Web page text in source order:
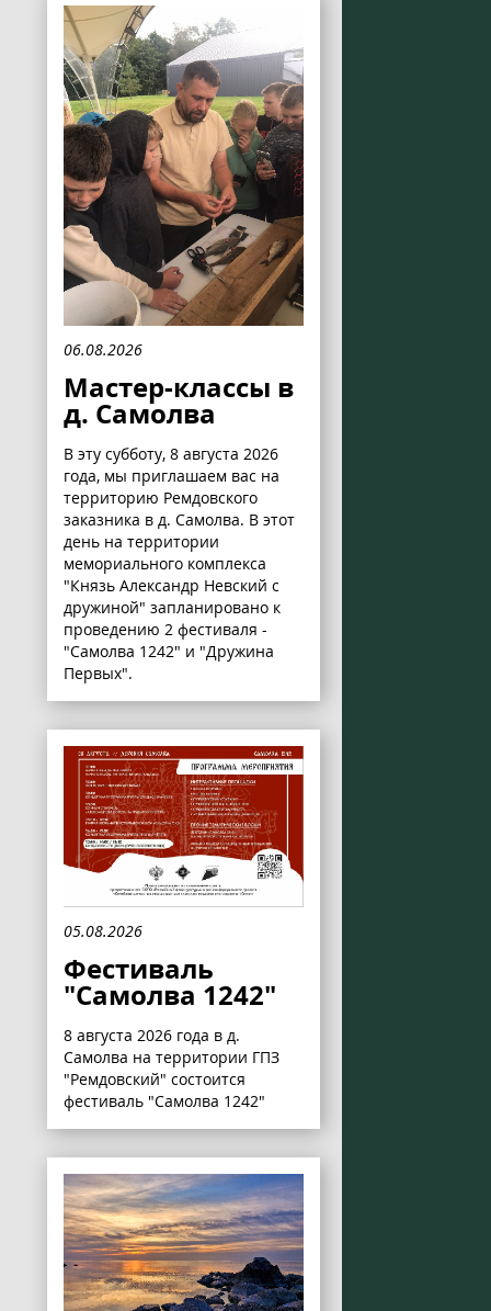
06.08.2026
Мастер-классы в
д. Самолва
В эту субботу, 8 августа 2026
года, мы приглашаем вас на
территорию Ремдовского
заказника в д. Самолва. В этот
день на территории
мемориального комплекса
"Князь Александр Невский с
дружиной" запланировано к
проведению 2 фестиваля -
"Самолва 1242" и "Дружина
Первых".
05.08.2026
Фестиваль
"Самолва 1242"
8 августа 2026 года в д.
Самолва на территории ГПЗ
"Ремдовский" состоится
фестиваль "Самолва 1242"